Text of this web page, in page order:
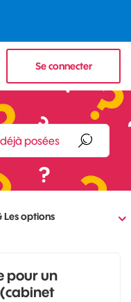
Se connecter
Les options
pour un